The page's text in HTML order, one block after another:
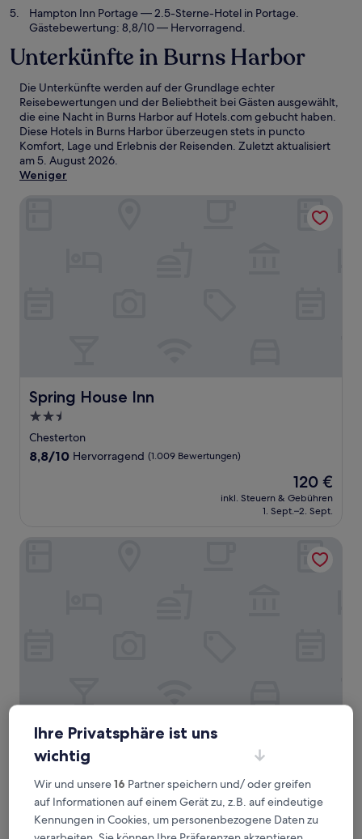
Hampton Inn Portage— 2.5-Sterne-Hotel in Portage.
Gästebewertung: 8,8/10 — Hervorragend.
Unterkünfte in Burns Harbor
Die Unterkünfte werden auf der Grundlage echter
Reisebewertungen und der Beliebtheit bei Gästen ausgewählt,
die eine Nacht in Burns Harbor auf Hotels.com gebucht haben.
Diese Hotels in Burns Harbor überzeugen stets in puncto
Komfort, Lage und Erlebnis der Reisenden. Zuletzt aktualisiert
am5. August 2026.
Weniger
Spring House Inn
Spring House Inn
2.5-
Sterne-
Unterkunft
Chesterton
8.8
8,8/10 Hervorragend (1.009 Bewertungen)
Der
Preis
beträgt
120 €
inkl. Steuern & Gebühren
1. Sept.–2. Sept.
Econo Lodge Portage
Econo Lodge Portage
2.0-
Sterne-
Unterkunft
Portage
von
10,
6,4/10 (301 Bewertungen)
Der
Preis
44 €
Ihre Privatsphäre ist uns
wichtig
Wir und unsere16 Partner speichern und/ oder greifen
auf Informationen auf einem Gerät zu, z.B. auf eindeutige
Kennungen in Cookies, um personenbezogene Daten zu